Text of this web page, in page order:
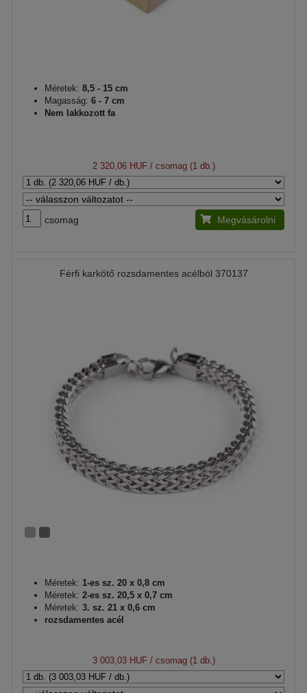
Méretek: 8,5 - 15 cm
Magasság: 6 - 7 cm
Nem lakkozott fa
2 320,06 HUF/ csomag (1 db.)
csomag Megvásárolni
Férfi karkötő rozsdamentes acélból 370137
Méretek: 1-es sz. 20 x 0,8 cm
Méretek: 2-es sz. 20,5 x 0,7 cm
Méretek: 3. sz. 21 x 0,6 cm
rozsdamentes acél
3 003,03 HUF/ csomag (1 db.)